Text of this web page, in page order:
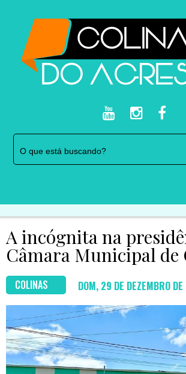
A incógnita na
Câmara Municipal de
COLINAS DOM, 29 DE DEZEMBRO